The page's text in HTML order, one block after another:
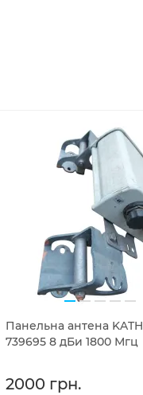
Панельна антена
739695 8 дБи 1800 Мгц
2000 грн.